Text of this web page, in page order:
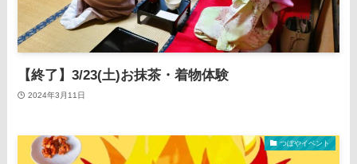
【終了】3/23(土)お抹茶・着物体験
2024年3月11日
つぼやイベント